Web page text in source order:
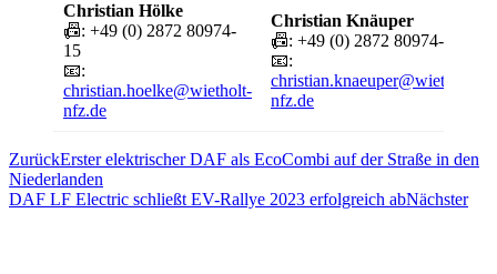
Christian Hölke
📠: +49 (0) 2872 80974-
15
📧:
christian.hoelke@wietholt-
nfz.de
Christian Knäuper
📠: +49 (0) 2872 80974-16
📧:
christian.knaeuper@wietholt-
nfz.de
ZurückErster elektrischer DAF als EcoCombi auf der Straße in den
Niederlanden
DAF LF Electric schließt EV-Rallye 2023 erfolgreich abNächster